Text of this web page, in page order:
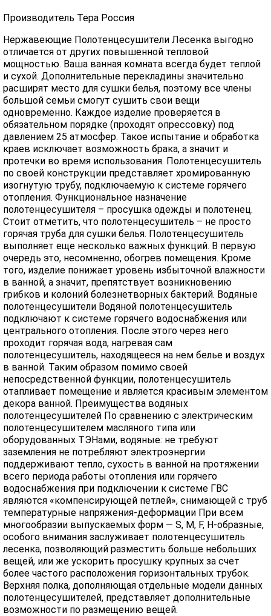
Производитель Тера Россия
Нержавеющие Полотенцесушители Лесенка выгодно
отличается от других повышенной тепловой
мощностью. Ваша ванная комната всегда будет теплой
и сухой. Дополнительные перекладины значительно
расширят место для сушки белья, поэтому все члены
большой семьи смогут сушить свои вещи
одновременно. Каждое изделие проверяется в
обязательном порядке (проходят опрессовку) под
давлением 25 атмосфер. Такое испытание и обработка
краев исключает возможность брака, а значит и
протечки во время использования. Полотенцесушитель
по своей конструкции представляет хромированную
изогнутую трубу, подключаемую к системе горячего
отопления. Функциональное назначение
полотенцесушителя – просушка одежды и полотенец.
Стоит отметить, что полотенцесушитель – не просто
горячая труба для сушки белья. Полотенцесушитель
выполняет еще несколько важных функций. В первую
очередь это, несомненно, обогрев помещения. Кроме
того, изделие понижает уровень избыточной влажности
в ванной, а значит, препятствует возникновению
грибков и колоний болезнетворных бактерий. Водяные
полотенцесушители Водяной полотенцесушитель
подключают к системе горячего водоснабжения или
центрального отопления. После этого через него
проходит горячая вода, нагревая сам
полотенцесушитель, находящееся на нем белье и воздух
в ванной. Таким образом помимо своей
непосредственной функции, полотенцесушитель
отапливает помещение и является красивым элементом
декора ванной. Преимущества водяных
полотенцесушителей По сравнению с электрическим
полотенцесушителем масляного типа или
оборудованных ТЭНами, водяные: не требуют
заземления не потребляют электроэнергии
поддерживают тепло, сухость в ванной на протяжении
всего периода работы отопления или горячего
водоснабжения при подключении к системе ГВС
являются «компенсирующей петлей», снимающей с труб
температурные напряжения-деформации При всем
многообразии выпускаемых форм — S, M, F, H-образные,
особого внимания заслуживает полотенцесушитель
лесенка, позволяющий разместить больше небольших
вещей, или же ускорить просушку крупных за счет
более частого расположения горизонтальных трубок.
Верхняя полка, дополняющая отдельные модели данных
полотенцесушителей, представляет дополнительные
возможности по размещению вещей.